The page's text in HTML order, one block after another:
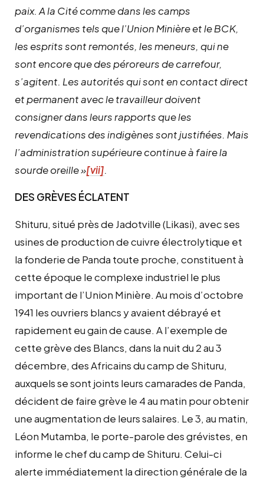
paix. A la Cité comme dans les camps
d’organismes tels que l’Union Minière et le BCK,
les esprits sont remontés, les meneurs, qui ne
sont encore que des péroreurs de carrefour,
s’agitent. Les autorités qui sont en contact direct
et permanent avec le travailleur doivent
consigner dans leurs rapports que les
revendications des indigènes sont justifiées. Mais
l’administration supérieure continue à faire la
sourde oreille »[vii].
DES GRÈVES ÉCLATENT
Shituru, situé près de Jadotville (Likasi), avec ses
usines de production de cuivre électrolytique et
la fonderie de Panda toute proche, constituent à
cette époque le complexe industriel le plus
important de l’Union Minière. Au mois d’octobre
1941 les ouvriers blancs y avaient débrayé et
rapidement eu gain de cause. A l’exemple de
cette grève des Blancs, dans la nuit du 2 au 3
décembre, des Africains du camp de Shituru,
auxquels se sont joints leurs camarades de Panda,
décident de faire grève le 4 au matin pour obtenir
une augmentation de leurs salaires. Le 3, au matin,
Léon Mutamba, le porte-parole des grévistes, en
informe le chef du camp de Shituru. Celui-ci
alerte immédiatement la direction générale de la